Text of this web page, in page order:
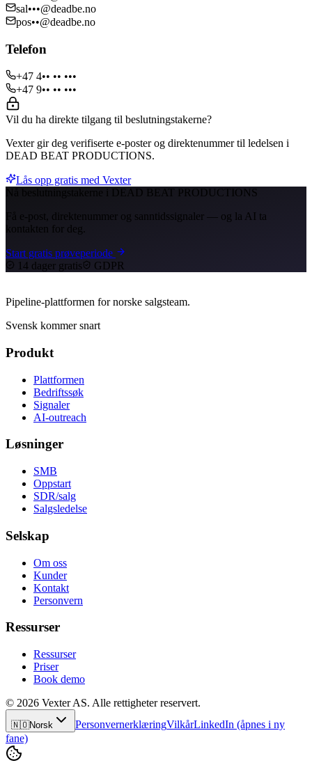
sal•••@deadbe.no
pos••@deadbe.no
Telefon
+47 4•• •• •••
+47 9•• •• •••
Vil du ha direkte tilgang til beslutningstakerne?
Vexter gir deg verifiserte e-poster og direktenummer til ledelsen i
DEAD BEAT PRODUCTIONS.
Lås opp gratis med Vexter
Nå beslutningstakerne i DEAD BEAT PRODUCTIONS
Få e-post, direktenummer og sanntidssignaler — og la AI ta
kontakten for deg.
Start gratis prøveperiode
14 dager gratis
GDPR
Pipeline-plattformen for norske salgsteam.
Svensk kommer snart
Produkt
Plattformen
Bedriftssøk
Signaler
AI-outreach
Løsninger
SMB
Oppstart
SDR/salg
Salgsledelse
Selskap
Om oss
Kunder
Kontakt
Personvern
Ressurser
Ressurser
Priser
Book demo
© 2026 Vexter AS. Alle rettigheter reservert.
🇳🇴Norsk PersonvernerklæringVilkårLinkedIn (åpnes i ny
fane)